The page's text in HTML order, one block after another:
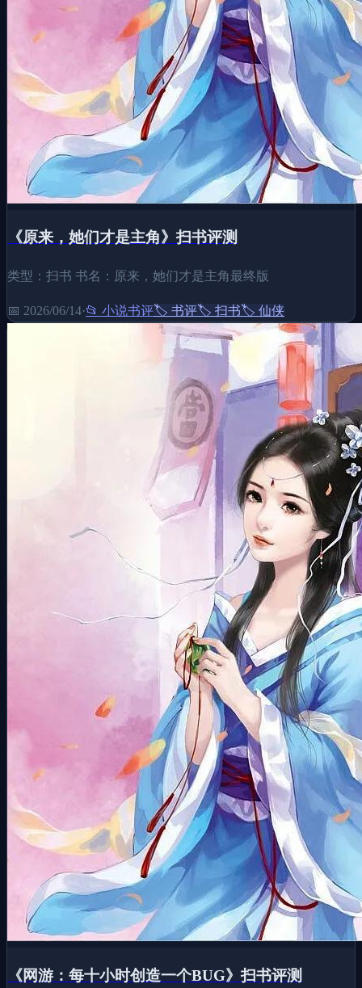
《原来，她们才是主角》扫书评测
类型：扫书 书名：原来，她们才是主角最终版
📅 2026/06/14·📂 小说书评🏷️ 书评🏷️ 扫书🏷️ 仙侠
《网游：每十小时创造一个BUG》扫书评测